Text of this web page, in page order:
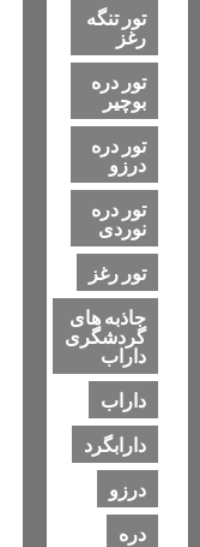
تور تنگه
رغز
تور دره
بوچیر
تور دره
درزو
تور دره
نوردی
تور رغز
جاذبه های
گردشگری
داراب
داراب
دارابگرد
درزو
دره